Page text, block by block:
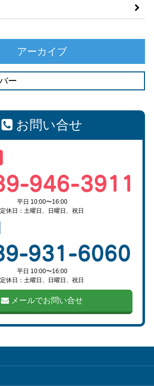
アーカイブ
お問い合せ
平日 10:00〜16:00
定休日：土曜日、日曜日、祝日
平日 10:00〜16:00
定休日：土曜日、日曜日、祝日
メールでお問い合せ